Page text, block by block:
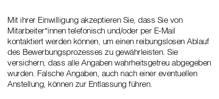
Mit ihrer Einwilligung akzeptieren Sie, dass Sie von
Mitarbeiter*innen telefonisch und/oder per E-Mail
kontaktiert werden können, um einen reibungslosen Ablauf
des Bewerbungsprozesses zu gewährleisten. Sie
versichern, dass alle Angaben wahrheitsgetreu abgegeben
wurden. Falsche Angaben, auch nach einer eventuellen
Anstellung, können zur Entlassung führen.